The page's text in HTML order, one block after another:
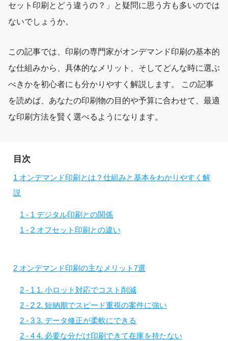
セット印刷とどう違うの？」と疑問に思う方も多いのでは
ないでしょうか。
この記事では、印刷の専門家がオンデマンド印刷の基本的
な仕組みから、具体的なメリット、そしてどんな時に選ぶ
べきかを初心者にも分かりやすく解説します。 この記事
を読めば、あなたの印刷物の目的や予算に合わせて、最適
な印刷方法を賢く選べるようになります。
目次
1 オンデマンド印刷とは？仕組みと基本をわかりやすく解
説
1 - 1 デジタル印刷との関係
1 - 2 オフセット印刷との違い
2 オンデマンド印刷の主なメリット7選
2 - 1 1. 小ロット対応でコスト削減
2 - 2 2. 短納期でスピード重視の案件に強い
2 - 3 3. データ修正が柔軟にできる
2 - 4 4. 必要な分だけ印刷できて在庫を持たない